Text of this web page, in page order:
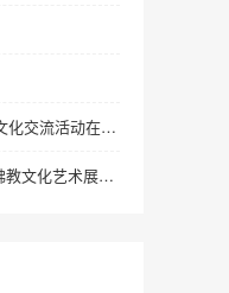
《丛林校定清规总要》纂成750周年文化交流活动在浙江金华举行
千载一时 宝华福地——2025粤港澳佛教文化艺术展在港澳成功举办